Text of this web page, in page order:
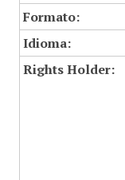
Formato:
Idioma:
Rights Holder: